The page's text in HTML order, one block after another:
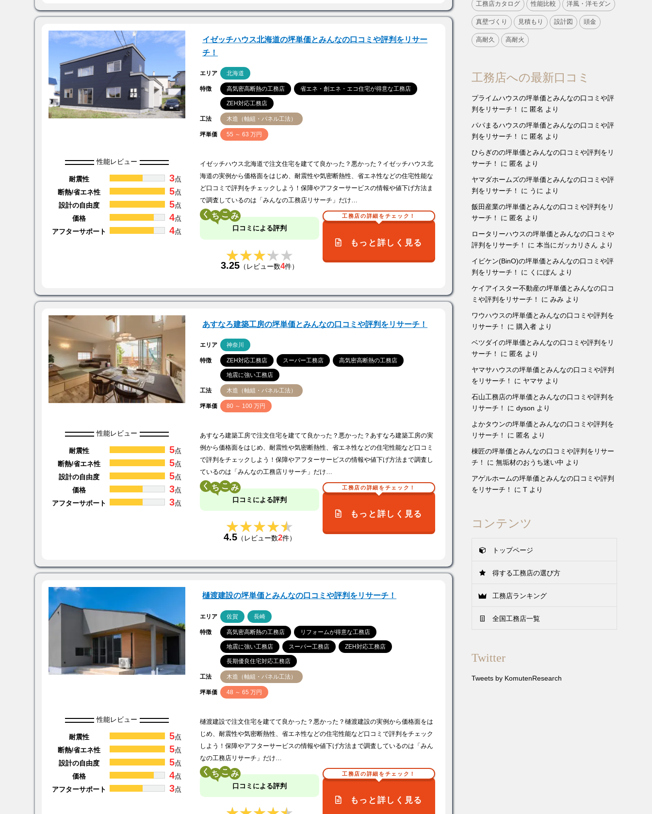
イゼッチハウス北海道の坪単価とみんなの口コミや評判をリサー
チ！
エリア 北海道
特徴 高気密高断熱の工務店 省エネ・創エネ・エコ住宅が得意な工務店
ZEH対応工務店
工法 木造（軸組・パネル工法）
坪単価 55 ～ 63 万円
性能レビュー
耐震性 3点
断熱/省エネ性
5点
設計の自由度
5点
価格
4点
アフターサポート
4点
イゼッチハウス北海道で注文住宅を建てて良かった？悪かった？イゼッチハウス北
海道の実例から価格面をはじめ、耐震性や気密断熱性、省エネ性などの住宅性能な
ど口コミで評判をチェックしよう！保障やアフターサービスの情報や値下げ方法ま
で調査しているのは「みんなの工務店リサーチ」だけ…
く こ
口コミによる評判
★★★★★
★★★★★
3.25 （レビュー数4件）
工務店の詳細をチェック！
もっと詳しく見る
あすなろ建築工房の坪単価とみんなの口コミや評判をリサーチ！
エリア 神奈川
特徴 ZEH対応工務店 スーパー工務店 高気密高断熱の工務店
地震に強い工務店
工法 木造（軸組・パネル工法）
坪単価 80 ～ 100 万円
性能レビュー
耐震性 5点
断熱/省エネ性
5点
設計の自由度
5点
価格
3点
アフターサポート
3点
あすなろ建築工房で注文住宅を建てて良かった？悪かった？あすなろ建築工房の実
例から価格面をはじめ、耐震性や気密断熱性、省エネ性などの住宅性能など口コミ
で評判をチェックしよう！保障やアフターサービスの情報や値下げ方法まで調査し
ているのは「みんなの工務店リサーチ」だけ…
く こ
口コミによる評判
★★★★★
★★★★★
4.5（レビュー数2件）
工務店の詳細をチェック！
もっと詳しく見る
樋渡建設の坪単価とみんなの口コミや評判をリサーチ！
エリア 佐賀 長崎
特徴 高気密高断熱の工務店 リフォームが得意な工務店
地震に強い工務店 スーパー工務店 ZEH対応工務店
長期優良住宅対応工務店
工法 木造（軸組・パネル工法）
坪単価 48 ～ 65 万円
性能レビュー
耐震性 5点
断熱/省エネ性
5点
設計の自由度
5点
価格
4点
アフターサポート
3点
樋渡建設で注文住宅を建てて良かった？悪かった？樋渡建設の実例から価格面をは
じめ、耐震性や気密断熱性、省エネ性などの住宅性能など口コミで評判をチェック
しよう！保障やアフターサービスの情報や値下げ方法まで調査しているのは「みん
なの工務店リサーチ」だけ…
く こ
口コミによる評判
工務店の詳細をチェック！
もっと詳しく見る
工務店カタログ 性能比較 洋風・洋モダン
真壁づくり 見積もり 設計図 頭金
高耐久 高耐火
工務店への最新口コミ
プライムハウスの坪単価とみんなの口コミや評
判をリサーチ！
に 匿名 より
パパまるハウスの坪単価とみんなの口コミや評
判をリサーチ！
に 匿名 より
ひらぎのの坪単価とみんなの口コミや評判をリ
サーチ！
に 匿名 より
ヤマダホームズの坪単価とみんなの口コミや評
判をリサーチ！
に うに より
飯田産業の坪単価とみんなの口コミや評判をリ
サーチ！
に 匿名 より
ロータリーハウスの坪単価とみんなの口コミや
評判をリサーチ！
に 本当にガッカリさん より
イビケン(BinO)の坪単価とみんなの口コミや評
判をリサーチ！
に くにぽん より
ケイアイスター不動産の坪単価とみんなの口コ
ミや評判をリサーチ！
に みみ より
ワウハウスの坪単価とみんなの口コミや評判を
リサーチ！
に 購入者 より
ベツダイの坪単価とみんなの口コミや評判をリ
サーチ！
に 匿名 より
ヤマサハウスの坪単価とみんなの口コミや評判
をリサーチ！
に ヤマサ より
石山工務店の坪単価とみんなの口コミや評判を
リサーチ！
に dyson より
よかタウンの坪単価とみんなの口コミや評判を
リサーチ！
に 匿名 より
棟匠の坪単価とみんなの口コミや評判をリサー
チ！
に 無垢材のおうち迷い中 より
アゲルホームの坪単価とみんなの口コミや評判
をリサーチ！
に T より
コンテンツ
トップページ
得する工務店の選び方
工務店ランキング
全国工務店一覧
Twitter
Tweets by KomutenResearch